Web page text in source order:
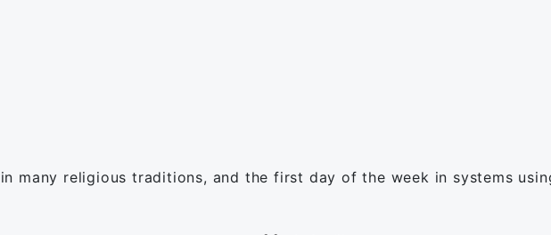
many religious traditions, and the first day of the week in systems